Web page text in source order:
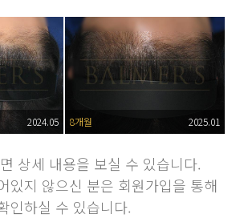
2024.05 8개월 2025.01
상세 내용을 보실 수 있습니다.
있지 않으신 분은 회원가입을 통해
인하실 수 있습니다.